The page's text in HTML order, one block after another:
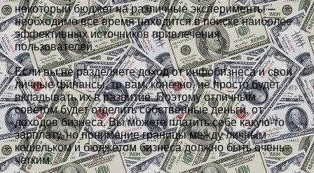
некоторый бюджет на различные эксперименты –
необходимо все время находится в поиске наиболее
эффективных источников привлечения
пользователей.
Если вы не разделяете доход от инфобизнеса и свои
личные финансы, то вам, конечно, не просто будет
вкладывать их в развитие. Поэтому отличным
советом будет отделить собственные деньги, от
доходов бизнеса. Вы можете платить себе какую-то
зарплату, но понимание границы между личным
кошельком и бюджетом бизнеса должно быть очень
четким.